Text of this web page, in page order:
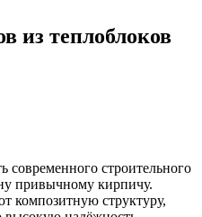
из теплоблоков
современного строительного
привычному кирпичу.
композитную структуру,